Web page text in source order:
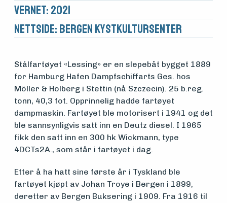
Medlemsfartøy
Søk
om
midler
Vernet: 2021
Nettside: Bergen Kystkultursenter
Stålfartøyet «Lessing» er en slepebåt bygget 1889
for Hamburg Hafen Dampfschiffarts Ges. hos
Möller & Holberg i Stettin (nå Szczecin). 25 b.reg.
tonn, 40,3 fot. Opprinnelig hadde fartøyet
dampmaskin. Fartøyet ble motorisert i 1941 og det
ble sannsynligvis satt inn en Deutz diesel. I 1965
fikk den satt inn en 300 hk Wickmann, type
4DCTs2A., som står i fartøyet i dag.
Etter å ha hatt sine første år i Tyskland ble
fartøyet kjøpt av Johan Troye i Bergen i 1899,
deretter av Bergen Buksering i 1909. Fra 1916 til